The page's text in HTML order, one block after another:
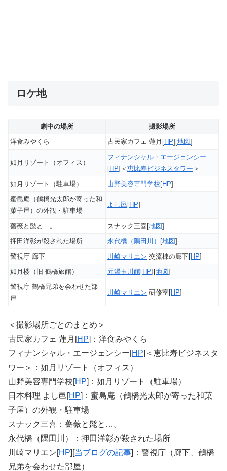
ロケ地
劇中の場所
撮影場所
洋食みやくら
古民家カフェ 蓮月[HP][地図]
如月リゾート（オフィス）
フィナンシャル・エージェンシー
[HP]＜ 恵比寿ビジネスタワー ＞
如月リゾート（駐車場）
山野美容専門学校 [HP]
蜜島庵（鶴橋光太郎が寄った和
菓子屋）の外観・駐車場
よし邑 [HP]
薔薇と髭と…。 スナック三喜[地図]
押田洋彰が殺された場所
永代橋（隅田川） [地図]
警視庁 廊下
川崎マリエン 交流棟の廊下[HP]
如月楼（旧 鶴橋旅館）
元湯玉川館[HP][地図]
警視庁 鶴橋兄弟を会わせた部
屋
川崎マリエン 研修室[HP]
＜撮影場所ごとのまとめ＞
古民家カフェ 蓮月[HP]：洋食みやくら
フィナンシャル・エージェンシー[HP]＜恵比寿ビジネスタ
ワー＞：如月リゾート（オフィス）
山野美容専門学校[HP]：如月リゾート（駐車場）
日本料理 よし邑[HP]：蜜島庵（鶴橋光太郎が寄った和菓
子屋）の外観・駐車場
スナック三喜：薔薇と髭と…。
永代橋（隅田川）：押田洋彰が殺された場所
川崎マリエン[HP][当ブログの記事]：警視庁（廊下、鶴橋
兄弟を会わせた部屋）